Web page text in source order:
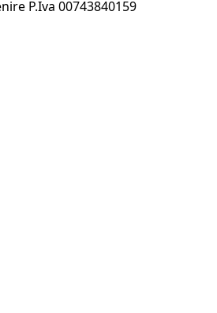
P.Iva 00743840159